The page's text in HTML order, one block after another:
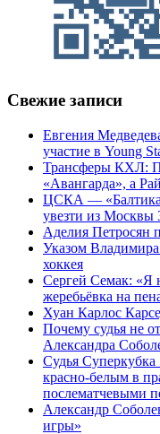
Свежие записи
Евгения
участие в Young
Трансферы КХЛ:
«Авангарда», а
ЦСКА —
увезти из Москвы
Аделия Петросян
Указом
хоккея
Сергей Семак: «Я
жеребьёвка на
Хуан Карлос
Почему судья не
Александра
Судья
красно-белым в
послематчевыми
Александр
игры»